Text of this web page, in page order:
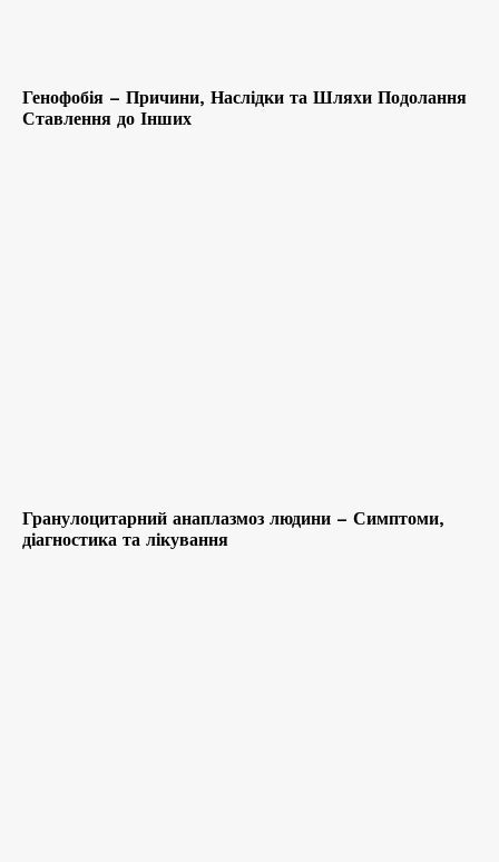
Генофобія – Причини, Наслідки та Шляхи Подолання
Ставлення до Інших
Гранулоцитарний анаплазмоз людини – Симптоми,
діагностика та лікування